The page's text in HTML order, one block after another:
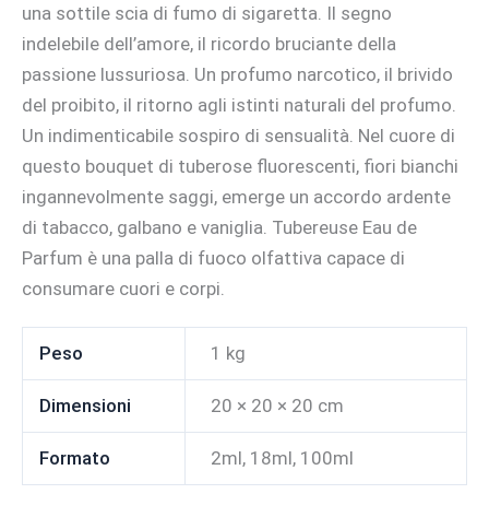
una sottile scia di fumo di sigaretta. Il segno
indelebile dell’amore, il ricordo bruciante della
passione lussuriosa. Un profumo narcotico, il brivido
del proibito, il ritorno agli istinti naturali del profumo.
Un indimenticabile sospiro di sensualità. Nel cuore di
questo bouquet di tuberose fluorescenti, fiori bianchi
ingannevolmente saggi, emerge un accordo ardente
di tabacco, galbano e vaniglia. Tubereuse Eau de
Parfum è una palla di fuoco olfattiva capace di
consumare cuori e corpi.
Peso 1 kg
Dimensioni 20 × 20 × 20 cm
Formato 2ml, 18ml, 100ml